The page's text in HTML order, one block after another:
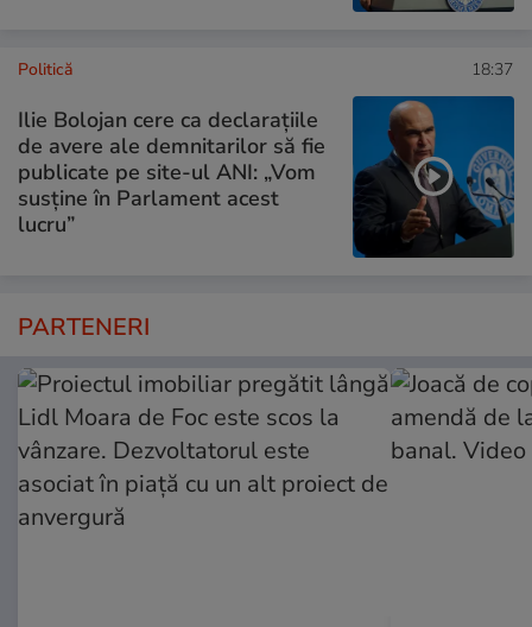
Politică 18:37
Ilie Bolojan cere ca declarațiile
de avere ale demnitarilor să fie
publicate pe site-ul ANI: „Vom
susține în Parlament acest
lucru”
PARTENERI